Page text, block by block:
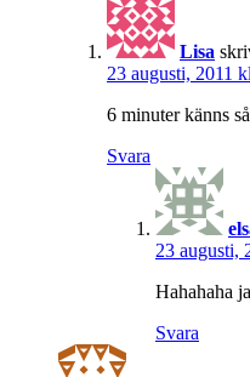
Lisa
23 augusti, 2011
6 minuter känns
Svara
23 augusti,
Hahahaha
Svara